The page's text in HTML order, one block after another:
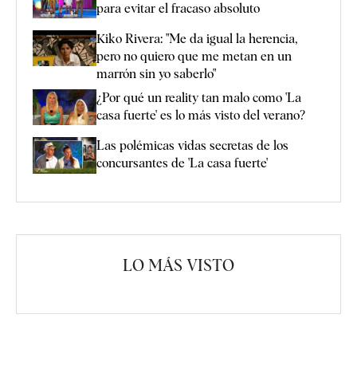
para evitar el fracaso absoluto
Kiko Rivera: "Me da igual la herencia,
pero no quiero que me metan en un
marrón sin yo saberlo"
¿Por qué un reality tan malo como 'La
casa fuerte' es lo más visto del verano?
Las polémicas vidas secretas de los
concursantes de 'La casa fuerte'
LO MÁS VISTO